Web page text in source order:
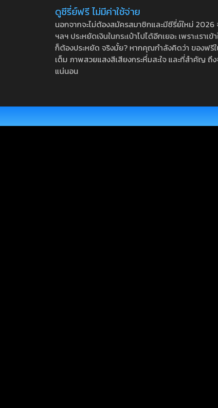
ดูซีรี่ย์ฟรี ไม่มีค่าใช้จ่าย
นอกจากจะไม่ต้องสมัครสมาชิกและมีซีรี่ย์ใหม่
ฯลฯ ประหยัดเงินในกระเป๋าไปได้อีกเยอะ เพราะเร
ก็ต้องประหยัด จริงมั้ย? หากคุณกำลังคิดว่า ของฟ
เต็ม ภาพสวยแสงสีเสียงกระหึ่มสะใจ และที่สำคัญ
แน่นอน